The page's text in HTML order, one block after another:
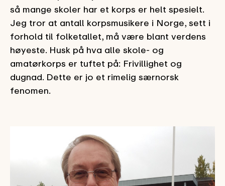
så mange skoler har et korps er helt spesielt.
Jeg tror at antall korpsmusikere i Norge, sett i
forhold til folketallet, må være blant verdens
høyeste. Husk på hva alle skole- og
amatørkorps er tuftet på: Frivillighet og
dugnad. Dette er jo et rimelig særnorsk
fenomen.